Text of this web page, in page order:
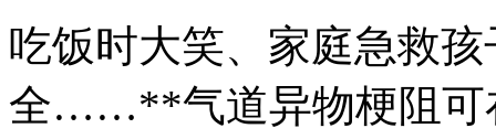
吃饭时大笑、家庭急救
全……**气道异物梗阻可